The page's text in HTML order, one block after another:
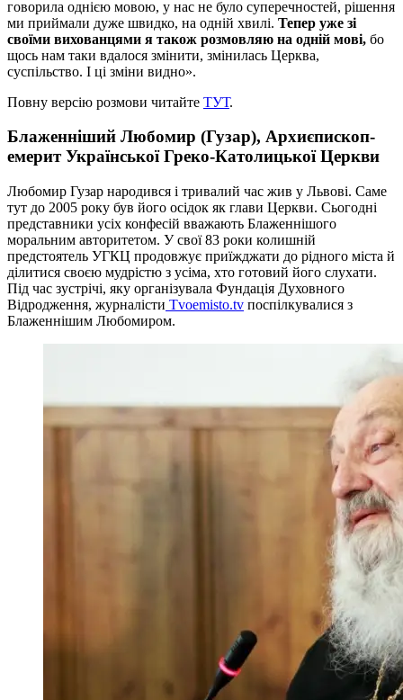
говорила однією мовою, у нас не було суперечностей, рішення
ми приймали дуже швидко, на одній хвилі. Тепер уже зі
своїми вихованцями я також розмовляю на одній мові, бо
щось нам таки вдалося змінити, змінилась Церква,
суспільство. І ці зміни видно».
Повну версію розмови читайте ТУТ.
Блаженніший Любомир (Гузар), Архиєпископ-
емерит Української Греко-Католицької Церкви
Любомир Гузар народився і тривалий час жив у Львові. Саме
тут до 2005 року був його осідок як глави Церкви. Сьогодні
представники усіх конфесій вважають Блаженнішого
моральним авторитетом. У свої 83 роки колишній
предстоятель УГКЦ продовжує приїжджати до рідного міста й
ділитися своєю мудрістю з усіма, хто готовий його слухати.
Під час зустрічі, яку організувала Фундація Духовного
Відродження, журналісти Tvoemisto.tv поспілкувалися з
Блаженнішим Любомиром.